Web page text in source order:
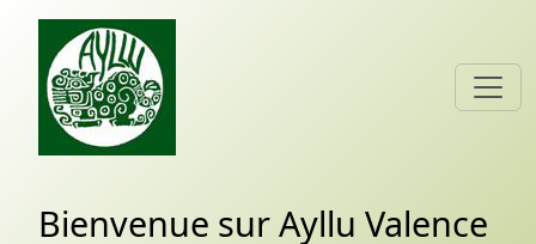
Bienvenue sur Ayllu Valence